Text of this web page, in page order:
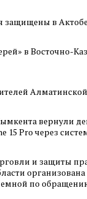
защищены в Актобе
в Восточно-
вернули
15 Pro через
и защиты
организована
по